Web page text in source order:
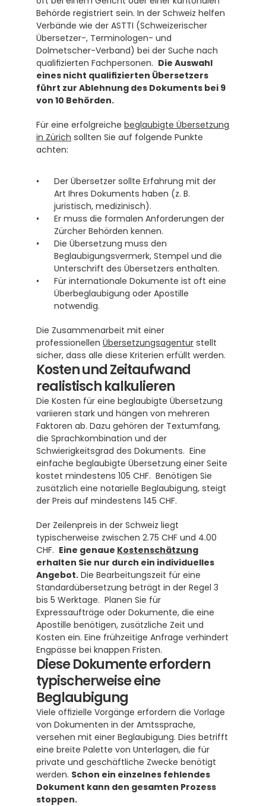
Behörde registriert sein. In der Schweiz helfen
Verbände wie der ASTTI (Schweizerischer
Übersetzer-, Terminologen- und
Dolmetscher-Verband) bei der Suche nach
qualifizierten Fachpersonen. Die Auswahl
eines nicht qualifizierten Übersetzers
führt zur Ablehnung des Dokuments bei 9
von 10 Behörden.
Für eine erfolgreiche beglaubigte Übersetzung
in Zürich sollten Sie auf folgende Punkte
achten:
Der Übersetzer sollte Erfahrung mit der
Art Ihres Dokuments haben (z. B.
juristisch, medizinisch).
Er muss die formalen Anforderungen der
Zürcher Behörden kennen.
Die Übersetzung muss den
Beglaubigungsvermerk, Stempel und die
Unterschrift des Übersetzers enthalten.
Für internationale Dokumente ist oft eine
Überbeglaubigung oder Apostille
notwendig.
Die Zusammenarbeit mit einer
professionellen Übersetzungsagentur stellt
sicher, dass alle diese Kriterien erfüllt werden.
Kosten und Zeitaufwand
realistisch kalkulieren
Die Kosten für eine beglaubigte Übersetzung
variieren stark und hängen von mehreren
Faktoren ab. Dazu gehören der Textumfang,
die Sprachkombination und der
Schwierigkeitsgrad des Dokuments.  Eine
einfache beglaubigte Übersetzung einer Seite
kostet mindestens 105 CHF.  Benötigen Sie
zusätzlich eine notarielle Beglaubigung, steigt
der Preis auf mindestens 145 CHF.
Der Zeilenpreis in der Schweiz liegt
typischerweise zwischen 2.75 CHF und 4.00
CHF. Eine genaue Kostenschätzung
erhalten Sie nur durch ein individuelles
Angebot. Die Bearbeitungszeit für eine
Standardübersetzung beträgt in der Regel 3
bis 5 Werktage.  Planen Sie für
Expressaufträge oder Dokumente, die eine
Apostille benötigen, zusätzliche Zeit und
Kosten ein. Eine frühzeitige Anfrage verhindert
Engpässe bei knappen Fristen.
Diese Dokumente erfordern
typischerweise eine
Beglaubigung
Viele offizielle Vorgänge erfordern die Vorlage
von Dokumenten in der Amtssprache,
versehen mit einer Beglaubigung. Dies betrifft
eine breite Palette von Unterlagen, die für
private und geschäftliche Zwecke benötigt
werden. Schon ein einzelnes fehlendes
Dokument kann den gesamten Prozess
stoppen.